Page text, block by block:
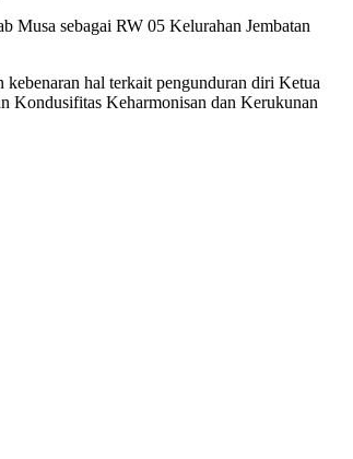
Musa sebagai RW 05 Kelurahan Jembatan
hal terkait pengunduran diri Ketua
Kondusifitas Keharmonisan dan Kerukunan